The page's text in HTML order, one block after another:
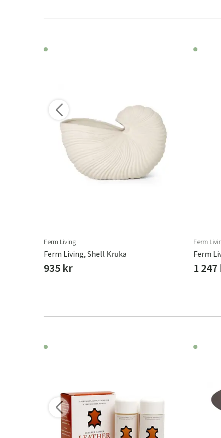
Ferm Living
Ferm Living, Shell Kruka
935 kr
Ferm
Ferm
1